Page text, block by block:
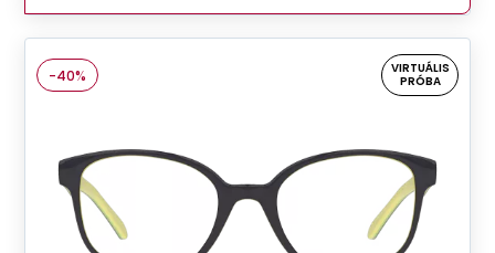
-40%
VIRTUÁLIS
PRÓBA